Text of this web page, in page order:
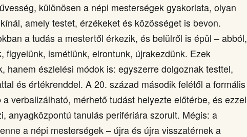
különösen a népi mesterségek gyakorlata, olyan
amely testet, érzékeket és közösséget is bevon.
a tudás a mestertől érkezik, és belülről is épül – abból,
figyelünk, ismétlünk, elrontunk, újrakezdünk. Ezek
hanem észlelési módok is: egyszerre dolgoznak testtel,
és értékrenddel. A 20. század második felétől a formális
verbalizálható, mérhető tudást helyezte előtérbe, és ezzel
anyagközpontú tanulás perifériára szorult. Mégis: a
a népi mesterségek – újra és újra visszatérnek a